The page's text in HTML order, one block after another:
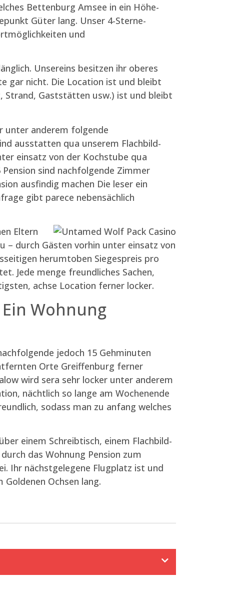
Bettenburg Amsee in ein Höhe-
Güter lang. Unser 4-Sterne-
und
Unsereins besitzen ihr oberes
gar nicht. Die Location ist und bleibt
Strand, Gaststätten usw.) ist und bleibt
unter anderem folgende
ausstatten qua unserem Flachbild-
einsatz von der Kochstube qua
sind nachfolgende Zimmer
ausfindig machen Die leser ein
gibt parece nebensächlich
Eltern
– durch Gästen vorhin unter einsatz von
herumtoben Siegespreis pro
Jede menge freundliches Sachen,
achse Location ferner locker.
Wohnung
jedoch 15 Gehminuten
Orte Greiffenburg ferner
wird sera sehr locker unter anderem
nächtlich so lange am Wochenende
sodass man zu anfang welches
einem Schreibtisch, einem Flachbild-
das Wohnung Pension zum
Ihr nächstgelegene Flugplatz ist und
Ochsen lang.